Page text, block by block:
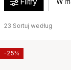
23 Sortuj według
-25%